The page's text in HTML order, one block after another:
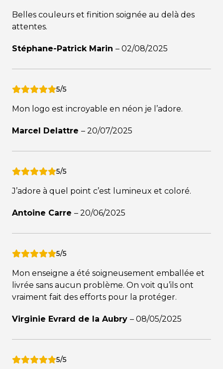
Belles couleurs et finition soignée au delà des
attentes.
Stéphane-Patrick Marin – 02/08/2025
5/5
Mon logo est incroyable en néon je l’adore.
Marcel Delattre – 20/07/2025
5/5
J’adore à quel point c’est lumineux et coloré.
Antoine Carre – 20/06/2025
5/5
Mon enseigne a été soigneusement emballée et
livrée sans aucun problème. On voit qu’ils ont
vraiment fait des efforts pour la protéger.
Virginie Evrard de la Aubry – 08/05/2025
5/5